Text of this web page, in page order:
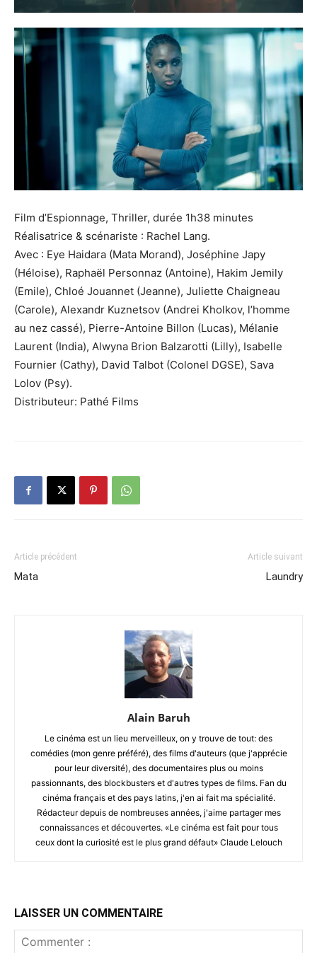
Film d’Espionnage, Thriller, durée 1h38 minutes
Réalisatrice & scénariste : Rachel Lang.
Avec : Eye Haidara (Mata Morand), Joséphine Japy
(Héloise), Raphaël Personnaz (Antoine), Hakim Jemily
(Emile), Chloé Jouannet (Jeanne), Juliette Chaigneau
(Carole), Alexandr Kuznetsov (Andrei Kholkov, l’homme
au nez cassé), Pierre-Antoine Billon (Lucas), Mélanie
Laurent (India), Alwyna Brion Balzarotti (Lilly), Isabelle
Fournier (Cathy), David Talbot (Colonel DGSE), Sava
Lolov (Psy).
Distributeur: Pathé Films
Article précédent
Mata
Article suivant
Laundry
Alain Baruh
Le cinéma est un lieu merveilleux, on y trouve de tout: des
comédies (mon genre préféré), des films d'auteurs (que j'apprécie
pour leur diversité), des documentaires plus ou moins
passionnants, des blockbusters et d'autres types de films. Fan du
cinéma français et des pays latins, j'en ai fait ma spécialité.
Rédacteur depuis de nombreuses années, j'aime partager mes
connaissances et découvertes. «Le cinéma est fait pour tous
ceux dont la curiosité est le plus grand défaut» Claude Lelouch
LAISSER UN COMMENTAIRE